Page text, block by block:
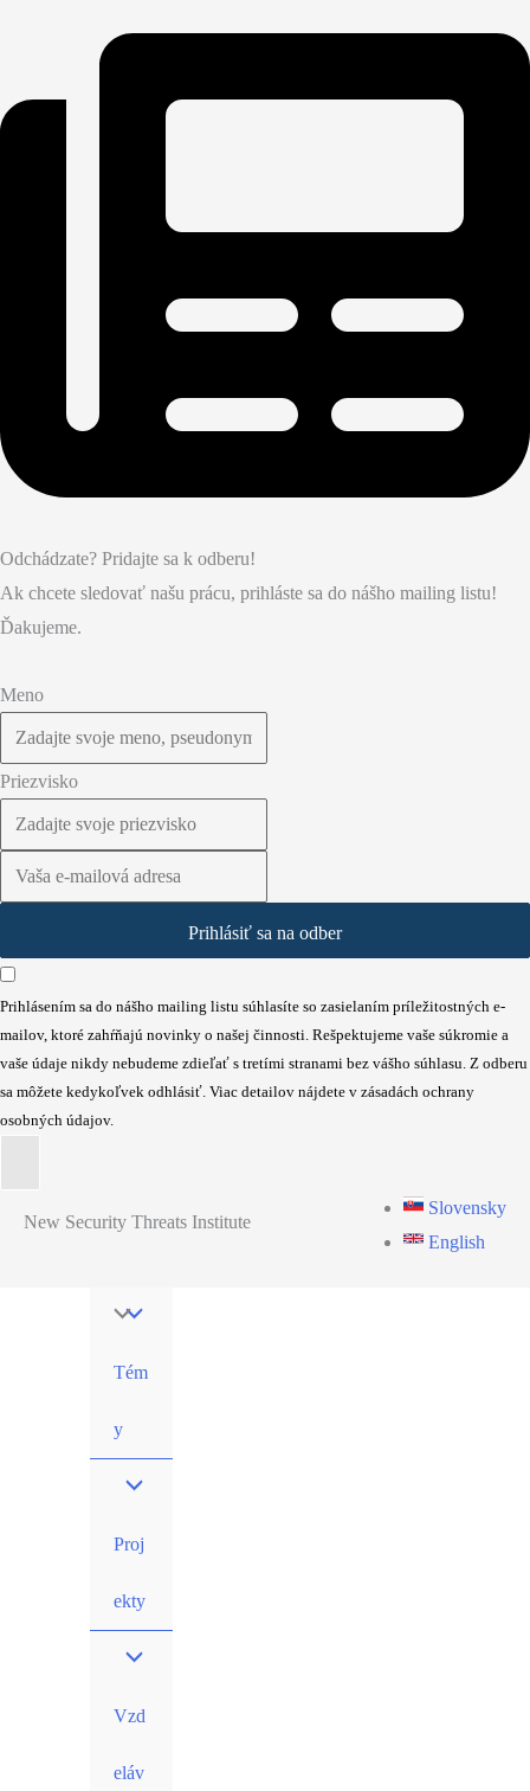
Odchádzate? Pridajte sa k odberu!
Ak chcete sledovať našu prácu, prihláste sa do nášho mailing listu!
Ďakujeme.
Meno
Priezvisko
Prihlásiť sa na odber
Prihlásením sa do nášho mailing listu súhlasíte so zasielaním príležitostných e-
mailov, ktoré zahŕňajú novinky o našej činnosti. Rešpektujeme vaše súkromie a
vaše údaje nikdy nebudeme zdieľať s tretími stranami bez vášho súhlasu. Z odberu
sa môžete kedykoľvek odhlásiť. Viac detailov nájdete v zásadách ochrany
osobných údajov.
New Security Threats Institute
Slovensky
English
Tém
y
Proj
ekty
Vzd
eláv